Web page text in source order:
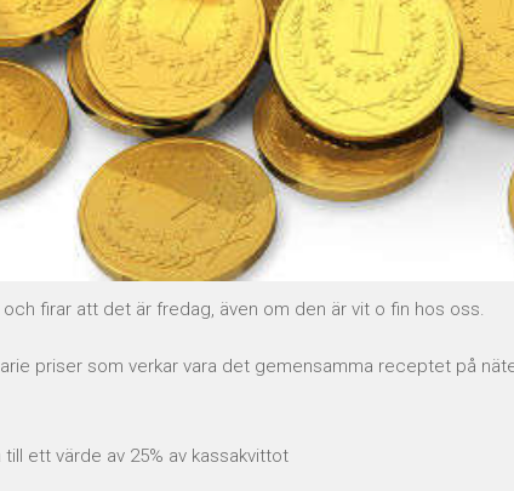
firar att det är fredag, även om den är vit o fin hos oss.
priser som verkar vara det gemensamma receptet på
ett värde av 25% av kassakvittot